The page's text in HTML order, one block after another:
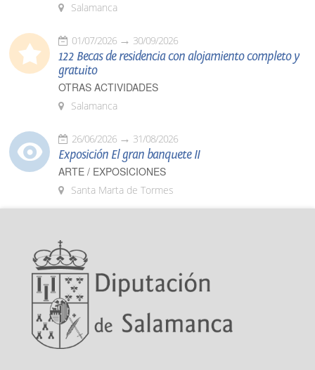
Salamanca
01/07/2026 30/09/2026
122 Becas de residencia con alojamiento completo y
gratuito
OTRAS ACTIVIDADES
Salamanca
26/06/2026 31/08/2026
Exposición El gran banquete II
ARTE / EXPOSICIONES
Santa Marta de Tormes